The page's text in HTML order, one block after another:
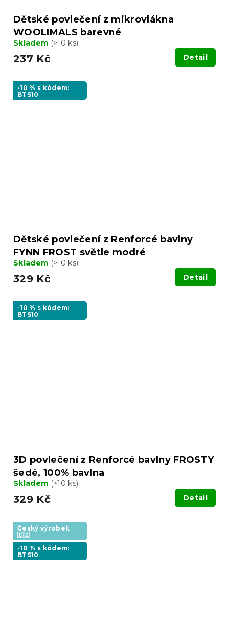
Dětské povlečení z mikrovlákna
WOOLIMALS barevné
Skladem (>10 ks)
237 Kč Detail
-10 % s kódem:
BTS10
Dětské povlečení z Renforcé bavlny
FYNN FROST světle modré
Skladem (>10 ks)
329 Kč Detail
-10 % s kódem:
BTS10
3D povlečení z Renforcé bavlny FROSTY
šedé, 100% bavlna
Skladem (>10 ks)
329 Kč Detail
Český výrobek
🇨🇿
-10 % s kódem:
BTS10